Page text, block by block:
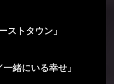
ストタウン」
一緒にいる幸せ」